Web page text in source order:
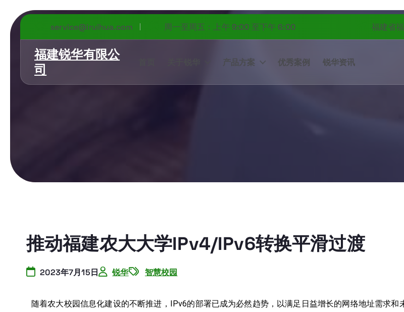
service@iruihua.com 周一至周五：上午 9:00 至下午 6:00 福建省
福建锐华有限公
司
产品方案 优秀案例 锐华资讯
推动福建农大大学IPv4/IPv6转换平滑过渡
2023年7月15日 锐华 智慧校园
随着农大校园信息化建设的不断推进，IPv6的部署已成为必然趋势，以满足日益增长的网络地址需求和